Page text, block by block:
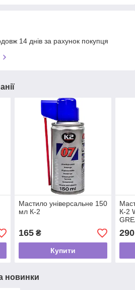
14 днів за рахунок покупця
Мастило універсальне 150
мл К-2
165₴
Купити
К-2
290
новинки